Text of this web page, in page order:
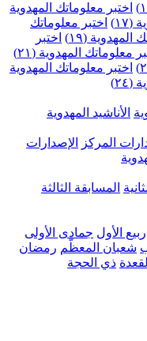
اختبر معلوماتك المهدوية
(١٧)
اختبر معلوماتك
المهدوية (١٩)
اختبر
معلوماتك المهدوية (٢١)
اختبر معلوماتك المهدوية
(٢٤)
الأناشيد المهدوية
المركز
الإصدارات
المسابقة الثالثة
ربيع الأول جمادى الأولى
شعبان المعظّم رمضان
ذي الحجة